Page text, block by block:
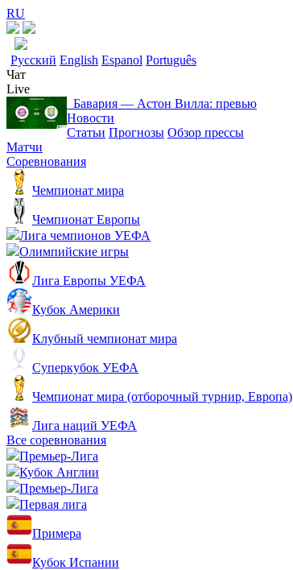
RU
Русский English Espanol Português
Чат
Live
Бавария ― Астон Вилла: превью
Новости
Статьи Прогнозы Обзор прессы
Матчи
Соревнования
Чемпионат мира
Чемпионат Европы
Лига чемпионов УЕФА
Олимпийские игры
Лига Европы УЕФА
Кубок Америки
Клубный чемпионат мира
Суперкубок УЕФА
Чемпионат мира (отборочный турнир, Европа)
Лига наций УЕФА
Все соревнования
Премьер-Лига
Кубок Англии
Премьер-Лига
Первая лига
Примера
Кубок Испании